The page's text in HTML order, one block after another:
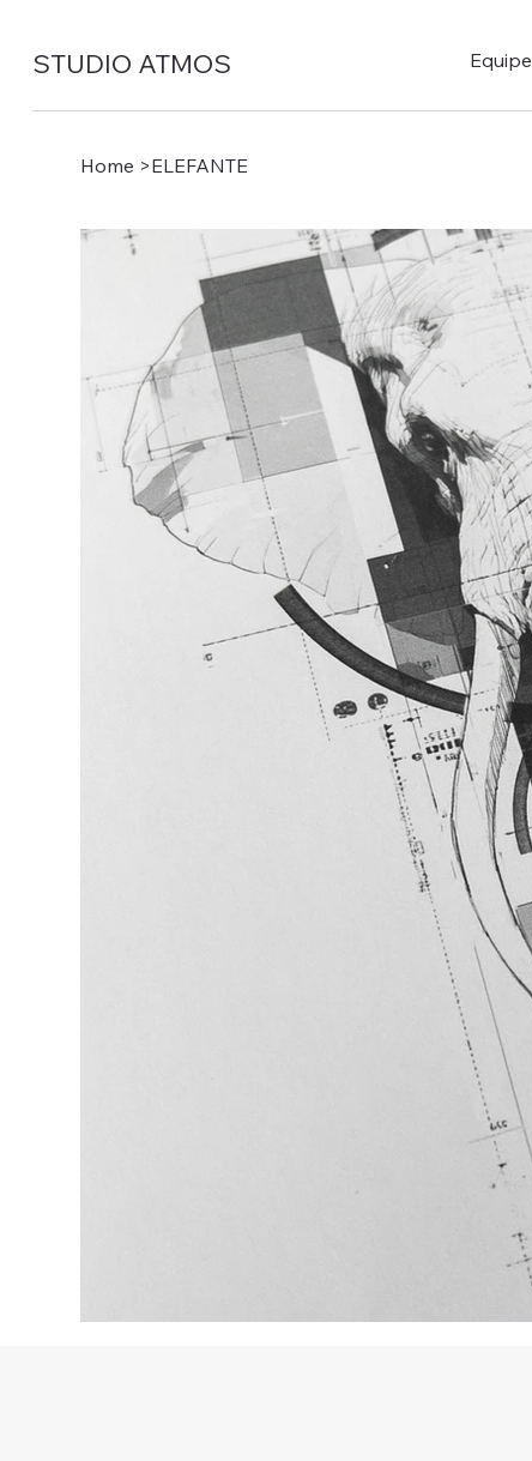
Equipe
STUDIO ATMOS
Home >ELEFANTE